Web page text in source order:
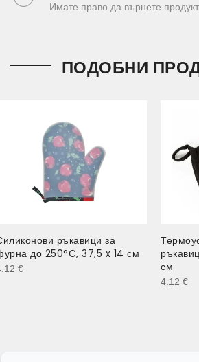
Имате право да върнете
ПОДОБНИ
ръкавици за
до 250°C, 37,5 x 14 см
€
см
4.12 €